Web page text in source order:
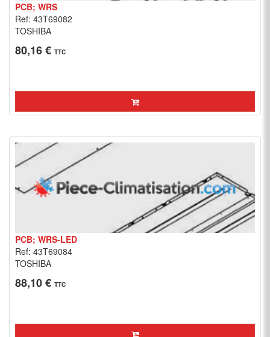
PCB; WRS
Ref: 43T69082
TOSHIBA
80,16 € TTC
PCB; WRS-LED
Ref: 43T69084
TOSHIBA
88,10 € TTC